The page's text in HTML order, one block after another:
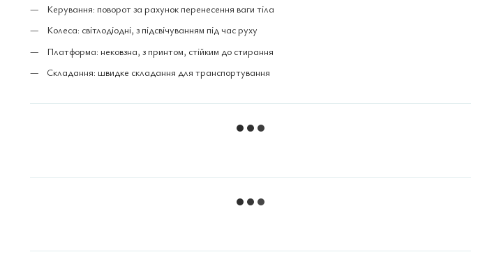
Керування: поворот за рахунок перенесення ваги тіла
Колеса: світлодіодні, з підсвічуванням під час руху
Платформа: нековзна, з принтом, стійким до стирання
Складання: швидке складання для транспортування